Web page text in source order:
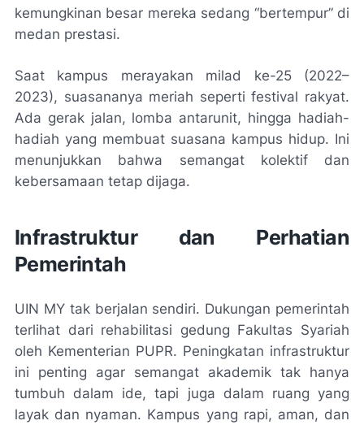
kemungkinan besar mereka sedang “bertempur” di
medan prestasi.
Saat kampus merayakan milad ke-25 (2022–
2023), suasananya meriah seperti festival rakyat.
Ada gerak jalan, lomba antarunit, hingga hadiah-
hadiah yang membuat suasana kampus hidup. Ini
menunjukkan bahwa semangat kolektif dan
kebersamaan tetap dijaga.
Infrastruktur dan Perhatian
Pemerintah
UIN MY tak berjalan sendiri. Dukungan pemerintah
terlihat dari rehabilitasi gedung Fakultas Syariah
oleh Kementerian PUPR. Peningkatan infrastruktur
ini penting agar semangat akademik tak hanya
tumbuh dalam ide, tapi juga dalam ruang yang
layak dan nyaman. Kampus yang rapi, aman, dan